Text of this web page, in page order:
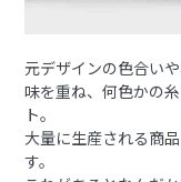
元デザインの色合い
味を重ね、何色かの
ト。
大量に生産される商
す。